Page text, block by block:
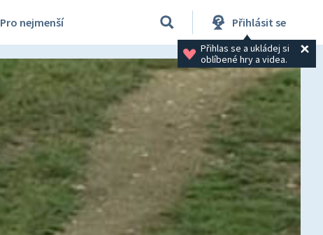
Pro nejmenší Přihlásit se
Přihlas se a ukládej si
oblíbené hry a videa.